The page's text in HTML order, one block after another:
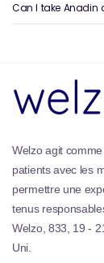
Can I take Anadin
Welzo agit
patients avec les
permettre une
tenus
Welzo, 833, 19 -
Uni.